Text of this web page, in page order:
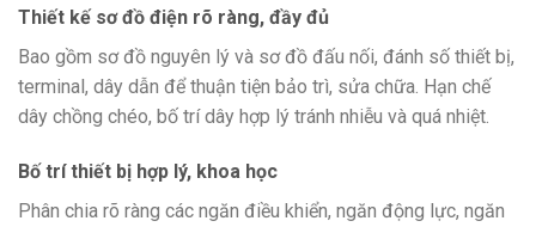
Thiết kế sơ đồ điện rõ ràng, đầy đủ
Bao gồm sơ đồ nguyên lý và sơ đồ đấu nối, đánh số thiết bị,
terminal, dây dẫn để thuận tiện bảo trì, sửa chữa. Hạn chế
dây chồng chéo, bố trí dây hợp lý tránh nhiễu và quá nhiệt.
Bố trí thiết bị hợp lý, khoa học
Phân chia rõ ràng các ngăn điều khiển, ngăn động lực, ngăn